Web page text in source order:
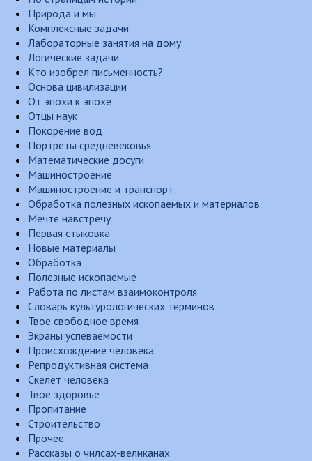
Природа и мы
Комплексные задачи
Лабораторные занятия на дому
Логические задачи
Кто изобрел письменность?
Основа цивилизации
От эпохи к эпохе
Отцы наук
Покорение вод
Портреты средневековья
Математические досуги
Машиностроение
Машиностроение и транспорт
Обработка полезных ископаемых и материалов
Мечте навстречу
Первая стыковка
Новые материалы
Обработка
Полезные ископаемые
Работа по листам взаимоконтроля
Словарь культурологических терминов
Твое свободное время
Экраны успеваемости
Происхождение человека
Репродуктивная система
Скелет человека
Твоё здоровье
Пропитание
Строительство
Прочее
Рассказы о чилсах-великанах